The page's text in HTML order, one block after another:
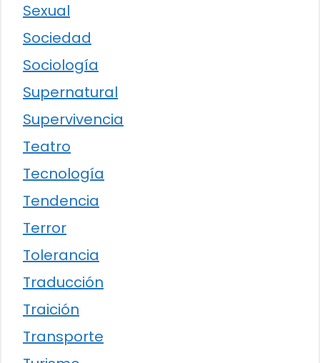
Sexual
Sociedad
Sociología
Supernatural
Supervivencia
Teatro
Tecnología
Tendencia
Terror
Tolerancia
Traducción
Traición
Transporte